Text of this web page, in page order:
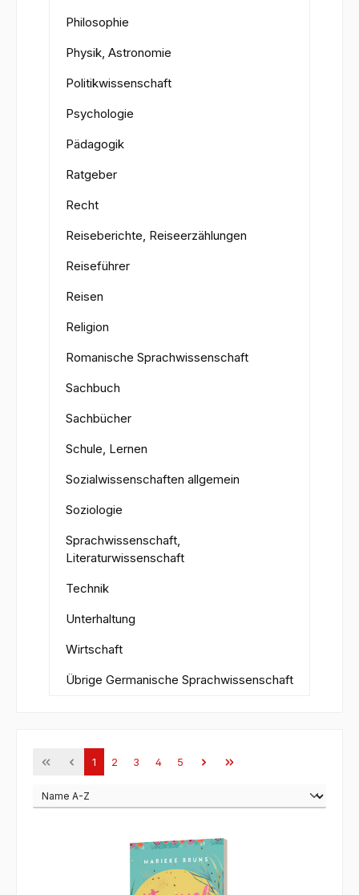
Philosophie
Physik, Astronomie
Politikwissenschaft
Psychologie
Pädagogik
Ratgeber
Recht
Reiseberichte, Reiseerzählungen
Reiseführer
Reisen
Religion
Romanische Sprachwissenschaft
Sachbuch
Sachbücher
Schule, Lernen
Sozialwissenschaften allgemein
Soziologie
Sprachwissenschaft,
Literaturwissenschaft
Technik
Unterhaltung
Wirtschaft
Übrige Germanische Sprachwissenschaft
Seite
1 Seite
2 Seite
3 Seite
4 Seite
5